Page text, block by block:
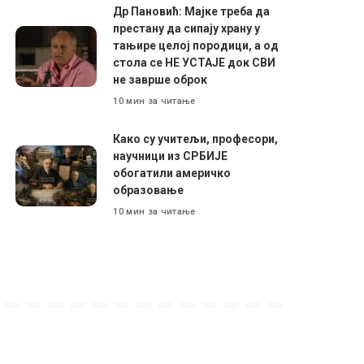
Др Пановић: Мајке треба да
престану да сипају храну у
тањире целој породици, а од
стола се НЕ УСТАЈЕ док СВИ
не заврше оброк
10 мин за читање
Како су учитељи, професори,
научници из СРБИЈЕ
обогатили америчко
образовање
10 мин за читање